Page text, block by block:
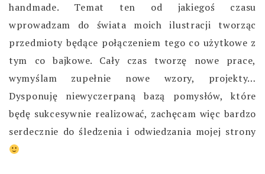
handmade. Temat ten od jakiegoś czasu
wprowadzam do świata moich ilustracji tworząc
przedmioty będące połączeniem tego co użytkowe z
tym co bajkowe. Cały czas tworzę nowe prace,
wymyślam zupełnie nowe wzory, projekty…
Dysponuję niewyczerpaną bazą pomysłów, które
będę sukcesywnie realizować, zachęcam więc bardzo
serdecznie do śledzenia i odwiedzania mojej strony